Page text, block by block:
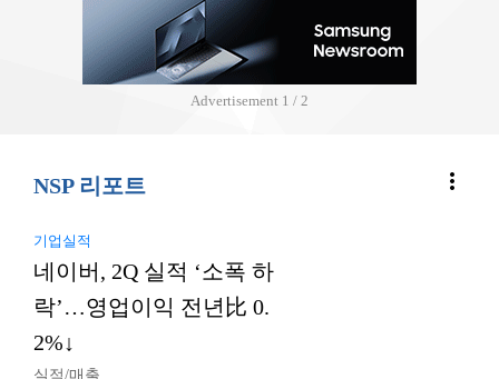
Advertisement 2 / 2
NSP 리포트 more_vert
기업실적
네이버, 2Q 실적 ‘소폭 하
락’…영업이익 전년比 0.
2%↓
실적/매출